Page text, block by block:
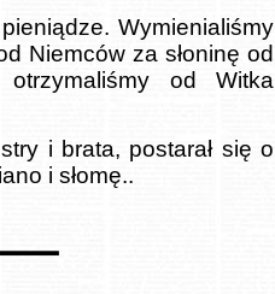
Wymienialiśmy
Niemców za słoninę od
od Witka
i brata, postarał się o
i słomę..